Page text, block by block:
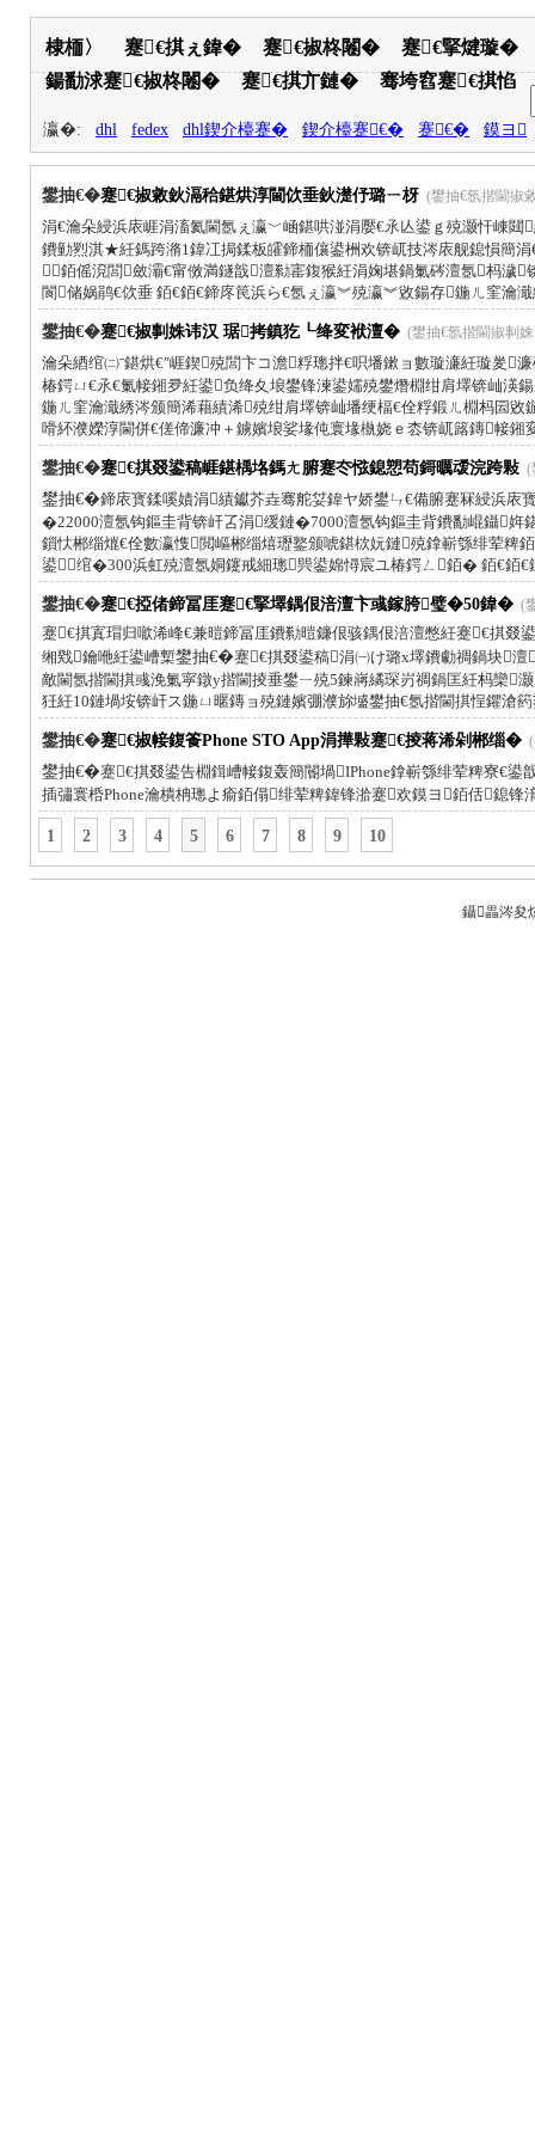
棣栭〉 蹇€掑ぇ鍏� 蹇€掓柊闂�
蹇€掔煡璇�
鍚勫浗蹇€掓柊闂�
蹇€掑亣鏈� 骞垮窞蹇€掑惂
瀛�: dhl fedex dhl鍥介檯蹇� 鍥介檯蹇€� 蹇€� 鏌ヨ
鐢抽€�蹇€掓敹鈥滆秴鍖烘淳閫佽垂鈥濋伃璐ㄧ枒 (鐢抽€氬揩閫掓
涓€瀹朵綅浜庡崕涓滀氦閫氬ぇ瀛﹀崡鍖哄湴涓嬮€氶亾鍙ｇ殑灏忓崠
鐨勭煭淇★紝鎷跨潃1鍏冮挶鍒板皬鍗栭儴鍙栦欢锛屼技涔庡舰鎴愪簡
銆傜渷閭斂灞€甯傚満鐩戠澶勬寚鍑猴紝涓婅堪鍋氭硶澶氬杩
閬储娲鹃€佽垂 銆€銆€鍗庝笢浜ら€氬ぇ瀛︾殑瀛︾敓鍚存鍦ㄦ窐
鐢抽€�蹇€掓剚姝讳汉 琚拷鎮犵┖绛変袱澶� (鐢抽€氬揩閫掓剚
瀹朵綇绾㈡ˉ鍖烘€″崕鍥殑閭卞コ澹粰璁拌€呮墦鏉ョ數璇濓紝璇夎
椿鍔ㄩ€氶€氭帹鎺夛紝鍙负绛夊埌鐢锋湅鍙嬬殑鐢熸棩绀肩墿锛屾
鍦ㄦ窐瀹濈綉涔颁簡浠藉績浠殑绀肩墿锛屾墦绠楅€佺粰鍛ㄦ棩杩囩
嗗紑濮嬫淳閫併€傞偙濂冲＋鐪嬪埌娑堟伅寰堟槸娆ｅ枩锛屼簬鏄帹
鐢抽€�蹇€掑叕鍙稿崕鍖楀垎鎷ㄤ腑蹇冭惤鎴愬苟鎶曞叆浣跨敤 (
鐢抽€�鍗庡寳鍒嗘嫧涓績钀芥垚骞舵姇鍏ヤ娇鐢ㄣ€備腑蹇冧綅浜
�22000澶氬钩鏂圭背锛屽叾涓缓鏈�7000澶氬钩鏂圭背鐨勫崐鑷姩
鎻忕郴缁熴€佺數瀛愯閲嶇郴缁熺瓑鐜颁唬鍖栨妧鏈殑鎿嶄綔绯荤粺
鍙绾�300浜虹殑澶氬姛鑳戒細璁巺鍙婂憳宸ユ椿鍔ㄥ銆� 銆€銆
鐢抽€�蹇€掗偖鍗冨厓蹇€掔墿鍝佷涪澶卞彧鎵胯璧�50鍏� (
蹇€掑寘瑁归噷浠峰€兼暟鍗冨厓鐨勬暟鐮佷骇鍝佷涪澶憋紝蹇€掑
缃戣鑰咃紝鍙嶆槧鐢抽€�蹇€掑叕鍙稿涓㈠け璐х墿鐨勮禂鍋块
敵閫氬揩閫掑彧浼氭寜鐓у揩閫掕垂鐢ㄧ殑5鍊嶈繘琛岃禂鍋匡紝杩欒
狅紝10鏈堝垵锛屽ス鍦ㄩ暱鏄ョ殑鏈嬪弸濮旀墭鐢抽€氬揩閫掑悜鑺滄
鐢抽€�蹇€掓帹鍑篒Phone STO App涓撶敤蹇€掕蒋浠剁郴缁�
鐢抽€�蹇€掑叕鍙告棩鍓嶆帹鍑轰簡閽堝IPhone鎿嶄綔绯荤粺寮€鍙
插彇寰桰Phone瀹樻柟璁よ瘉銆傝绯荤粺鍏锋湁蹇欢鏌ヨ銆佸鎴
1 2 3 4 5 6 7 8 9 10
鑷畾涔